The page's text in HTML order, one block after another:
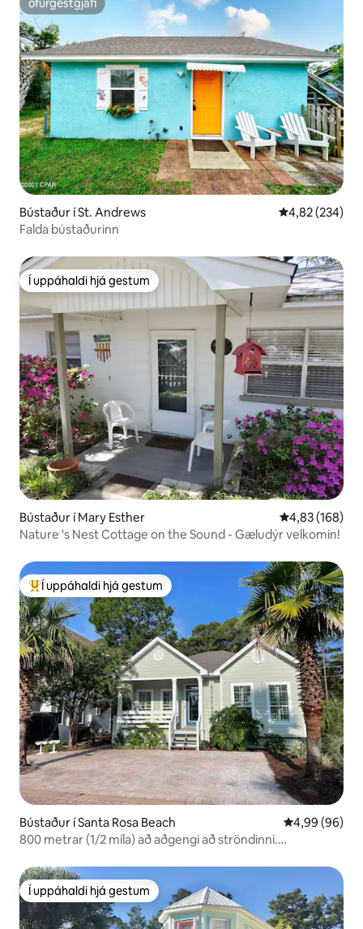
ofurgestgjafi
ofurgestgjafi
Bústaður í St. Andrews 4,82 af 5 í
4,82 (234)
Falda bústaðurinn
Í uppáhaldi hjá gestum
Í uppáhaldi hjá gestum
Bústaður í Mary Esther 4,83 af 5 í
4,83 (168)
Nature 's Nest Cottage on the Sound - Gæludýr velkomin!
Í mestu uppáhaldi hjá gestum
Í uppáhaldi hjá gestum
Bústaður í Santa Rosa Beach 4,99 af 5 í
4,99 (96)
800 metrar (1/2 míla) að aðgengi að ströndinni.
Í uppáhaldi hjá gestum
Í uppáhaldi hjá gestum